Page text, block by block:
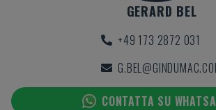
GERARD BEL
+49 173 2872 031
CONTATTA SU